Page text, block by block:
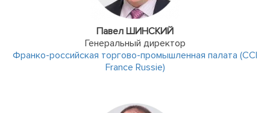
Павел ШИНСКИЙ
Генеральный директор
Франко-российская торгово-промышленная палата (CCI
France Russie)